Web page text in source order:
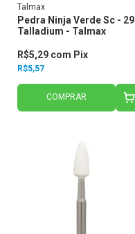
Talmax
Pedra Ninja Verde Sc - 29
Talladium - Talmax
R$5,57
R$5,29 com Pix
COMPRAR